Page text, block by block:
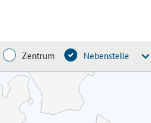
Zentrum Nebenstelle